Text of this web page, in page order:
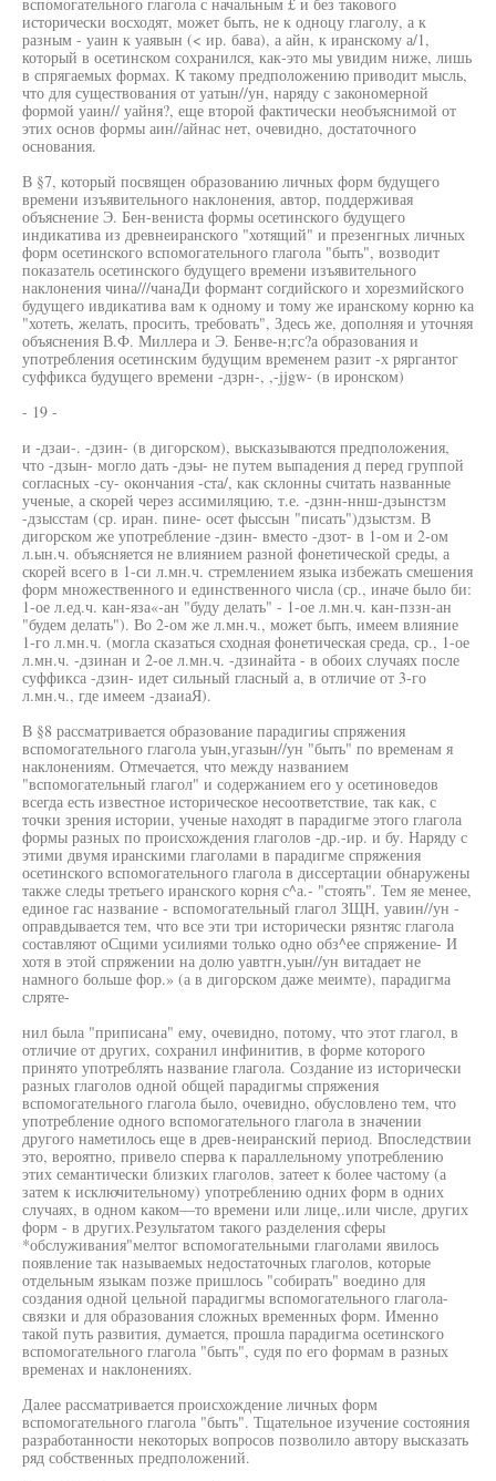
исторически восходят, может быть, не к одноцу глаголу, а к
разным - уаин к уаявын (< ир. бава), а айн, к иранскому а/1,
который в осетинском сохранился, как-это мы увидим ниже, лишь
в спрягаемых формах. К такому предположению приводит мысль,
что для существования от уатын//ун, наряду с закономерной
формой уаин// уайня?, еще второй фактически необъяснимой от
этих основ формы аин//айнас нет, очевидно, достаточного
основания.
В §7, который посвящен образованию личных форм будущего
времени изъявительного наклонения, автор, поддерживая
объяснение Э. Бен-вениста формы осетинского будущего
индикатива из древнеиранского "хотящий" и презенгных личных
форм осетинского вспомогательного глагола "быть", возводит
показатель осетинского будущего времени изъявительного
наклонения чина///чанаДи формант согдийского и хорезмийского
будущего ивдикатива вам к одному и тому же иранскому корню ка
"хотеть, желать, просить, требовать", Здесь же, дополняя и уточняя
объяснения В.Ф. Миллера и Э. Бенве-н;гс?а образования и
употребления осетинским будущим временем разит -х ряргантог
суффикса будущего времени -дзрн-, ,-jjgw- (в иронском)
- 19 -
и -дзаи-. -дзин- (в дигорском), высказываются предположения,
что -дзын- могло дать -дэы- не путем выпадения д перед группой
согласных -су- окончания -ста/, как склонны считать названные
ученые, а скорей через ассимиляцию, т.е. -дзнн-ннш-дзынстзм
-дзысстам (ср. иран. пине- осет фыссын "писать")дзыстзм. В
дигорском же употребление -дзин- вместо -дзот- в 1-ом и 2-ом
л.ын.ч. объясняется не влиянием разной фонетической среды, а
скорей всего в 1-си л.мн.ч. стремлением языка избежать смешения
форм множественного и единственного числа (ср., иначе было би:
1-ое л.ед.ч. кан-яза«-ан "буду делать" - 1-ое л.мн.ч. кан-пззн-ан
"будем делать"). Во 2-ом же л.мн.ч., может быть, имеем влияние
1-го л.мн.ч. (могла сказаться сходная фонетическая среда, ср., 1-ое
л.мн.ч. -дзинан и 2-ое л.мн.ч. -дзинайта - в обоих случаях после
суффикса -дзин- идет сильный гласный а, в отличие от 3-го
л.мн.ч., где имеем -дзаиаЯ).
В §8 рассматривается образование парадигиы спряжения
вспомогательного глагола уын,угазын//ун "быть" по временам я
наклонениям. Отмечается, что между названием
"вспомогательный глагол" и содержанием его у осетиноведов
всегда есть известное историческое несоответствие, так как, с
точки зрения истории, ученые находят в парадигме этого глагола
формы разных по происхождения глаголов -др.-ир. и бу. Наряду с
этими двумя иранскими глаголами в парадигме спряжения
осетинского вспомогательного глагола в диссертации обнаружены
также следы третьего иранского корня с^а.- "стоять". Тем яе менее,
единое гас название - вспомогательный глагол ЗЩН, уавин//ун -
оправдывается тем, что все эти три исторически рязнтяс глагола
составляют оСщими усилиями только одно обз^ее спряжение- И
хотя в этой спряжении на долю уавтгн,уын//ун витадает не
намного больше фор.» (а в дигорском даже меимте), парадигма
слряте-
нил была "приписана" ему, очевидно, потому, что этот глагол, в
отличие от других, сохранил инфинитив, в форме которого
принято употреблять название глагола. Создание из исторически
разных глаголов одной общей парадигмы спряжения
вспомогательного глагола было, очевидно, обусловлено тем, что
употребление одного вспомогательного глагола в значении
другого наметилось еще в древ-неиранский период. Впоследствии
это, вероятно, привело сперва к параллельному употреблению
этих семантически близких глаголов, затеет к более частому (а
затем к исключительному) употреблению одних форм в одних
случаях, в одном каком—то времени или лице,.или числе, других
форм - в других.Результатом такого разделения сферы
*обслуживания"мелтог вспомогательными глаголами явилось
появление так называемых недостаточных глаголов, которые
отдельным языкам позже пришлось "собирать" воедино для
создания одной цельной парадигмы вспомогательного глагола-
связки и для образования сложных временных форм. Именно
такой путь развития, думается, прошла парадигма осетинского
вспомогательного глагола "быть", судя по его формам в разных
временах и наклонениях.
Далее рассматривается происхождение личных форм
вспомогательного глагола "быть". Тщательное изучение состояния
разработанности некоторых вопросов позволило автору высказать
ряд собственных предположений.